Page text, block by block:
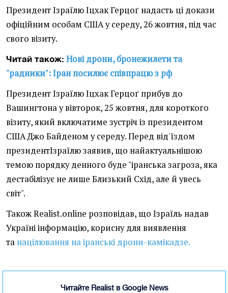
Президент Ізраїлю Іцхак Герцоґ надасть ці докази
офіційним особам США у середу, 26 жовтня, під час
свого візиту.
Читай також: Нові дрони, бронежилети та
"радники": Іран посилює співпрацю з рф
Президент Ізраїлю Іцхак Герцоґ прибув до
Вашингтона у вівторок, 25 жовтня, для короткого
візиту, який включатиме зустріч із президентом
США Джо Байденом у середу. Перед від'їздом
президентІзраїлю заявив, що найактуальнішою
темою порядку денного буде "іранська загроза, яка
дестабілізує не лише Близький Схід, але й увесь
світ".
Також Realist.online розповідав, що Ізраїль надав
Україні інформацію, корисну для виявлення
та націлювання на іранські дрони-камікадзе.
Читайте Realist в Google News